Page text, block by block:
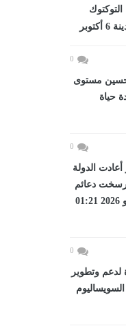
0
مستوى
حياة
0
30 يونيو أعادت الدولة
دعائم
الاستقرار...اليوم الثلاثاء، 30 يونيو 2026 01:21
0
لدعم وتطوير